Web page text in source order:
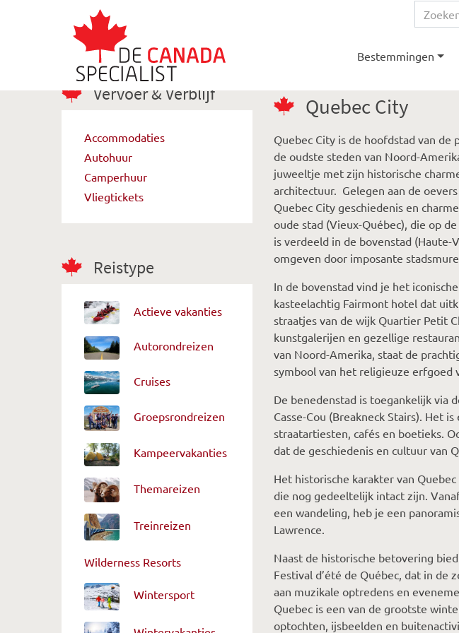
Bestemmingen
Vervoer & Verblijf
Accommodaties
Autohuur
Camperhuur
Vliegtickets
Reistype
Actieve vakanties
Autorondreizen
Cruises
Groepsrondreizen
Kampeervakanties
Themareizen
Treinreizen
Wilderness Resorts
Wintersport
Quebec City
Quebec City is de hoofdstad van de
de oudste steden van Noord-
juweeltje met zijn historische
architectuur. Gelegen aan de
Quebec City geschiedenis en
oude stad (Vieux-Québec), die op
is verdeeld in de bovenstad (Haute-
omgeven door imposante
In de bovenstad vind je het
kasteelachtig Fairmont hotel dat
straatjes van de wijk Quartier Petit
kunstgalerijen en gezellige
van Noord-Amerika, staat de
symbool van het religieuze erfgoed
De benedenstad is toegankelijk via
Casse-Cou (Breakneck Stairs). Het
straatartiesten, cafés en boetieks.
dat de geschiedenis en cultuur van
Het historische karakter van
die nog gedeeltelijk intact zijn.
een wandeling, heb je een
Lawrence.
Naast de historische betovering
Festival d’été de Québec, dat in de
aan muzikale optredens en
Quebec is een van de grootste
optochten, ijsbeelden en